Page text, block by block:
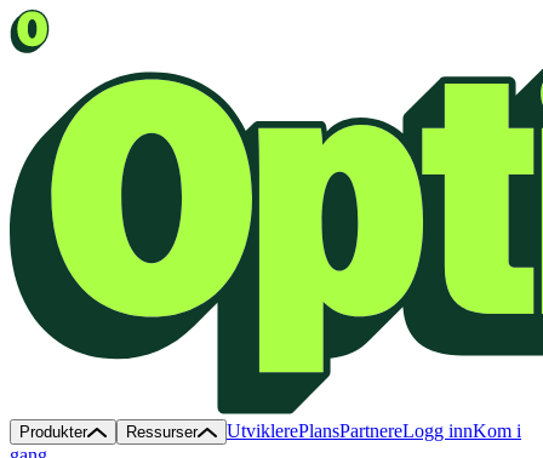
Produkter Ressurser UtviklerePlansPartnereLogg innKom i